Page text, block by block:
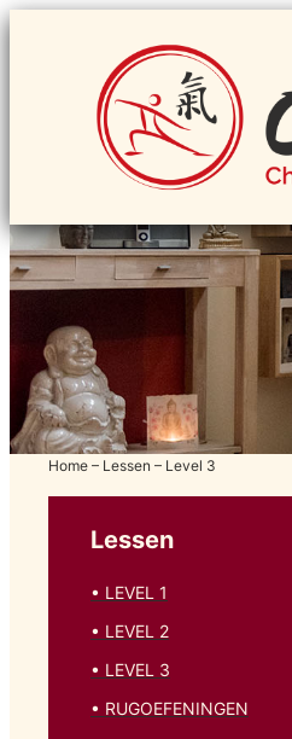
Ga
Home – Lessen – Level 3
Lessen
• LEVEL 1
• LEVEL 2
• LEVEL 3
• RUGOEFENINGEN